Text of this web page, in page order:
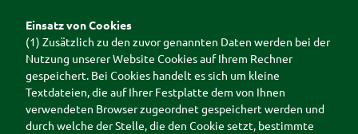
Einsatz von Cookies
(1) Zusätzlich zu den zuvor genannten Daten werden bei der
Nutzung unserer Website Cookies auf Ihrem Rechner
gespeichert. Bei Cookies handelt es sich um kleine
Textdateien, die auf Ihrer Festplatte dem von Ihnen
verwendeten Browser zugeordnet gespeichert werden und
durch welche der Stelle, die den Cookie setzt, bestimmte